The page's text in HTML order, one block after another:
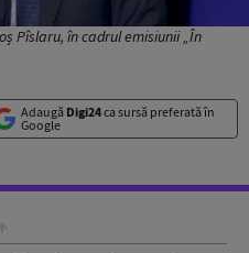
Pîslaru, în cadrul emisiunii „În
Adaugă Digi24ca sursă preferată în
Google